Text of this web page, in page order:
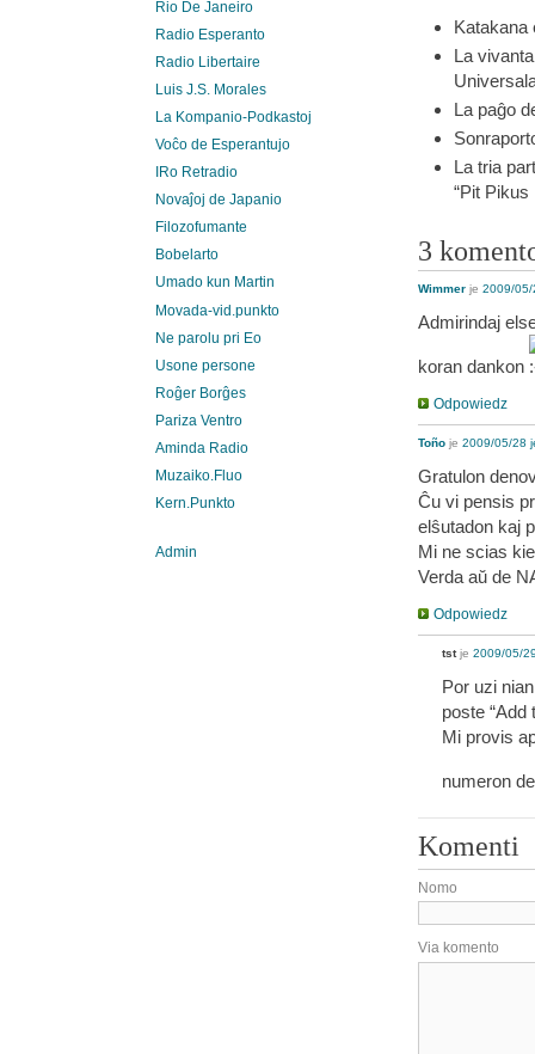
Katakana
La
La paĝo
La tria
“Pit
3
Wimmer je 2009/
Admirindaj
koran dankon
Odpowiedz
Toño je 2009/05/28
Gratulon
Ĉu vi pensis
elŝutadon kaj
Mi ne scias
Verda aŭ de
Odpowiedz
tstje 2009/05/
Por uzi
poste “Add
Mi provis
numeron
Komenti
Nomo
Via komento
Rio De Janeiro
Radio Esperanto
Radio Libertaire
Luis J.S. Morales
La Kompanio-Podkastoj
Voĉo de Esperantujo
IRo Retradio
Novaĵoj de Japanio
Filozofumante
Bobelarto
Umado kun Martin
Movada-vid.punkto
Ne parolu pri Eo
Usone persone
Roĝer Borĝes
Pariza Ventro
Aminda Radio
Muzaiko.Fluo
Kern.Punkto
Admin